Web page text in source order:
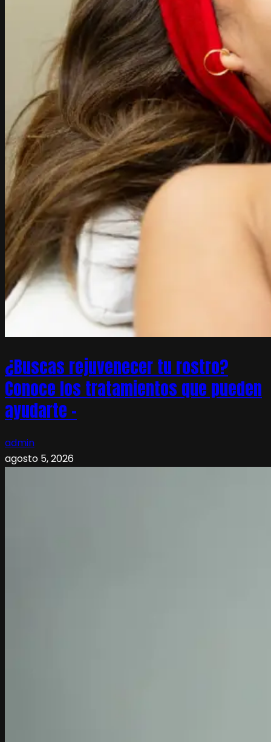
¿Buscas rejuvenecer tu rostro?
Conoce los tratamientos que pueden
ayudarte –
admin
agosto 5, 2026